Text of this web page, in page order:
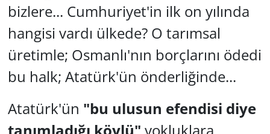
bizlere... Cumhuriyet'in ilk on yılında
hangisi vardı ülkede? O tarımsal
üretimle; Osmanlı'nın borçlarını ödedi
bu halk; Atatürk'ün önderliğinde...
Atatürk'ün "bu ulusun efendisi diye